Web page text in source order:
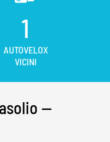
1
AUTOVELOX
VICINI
—